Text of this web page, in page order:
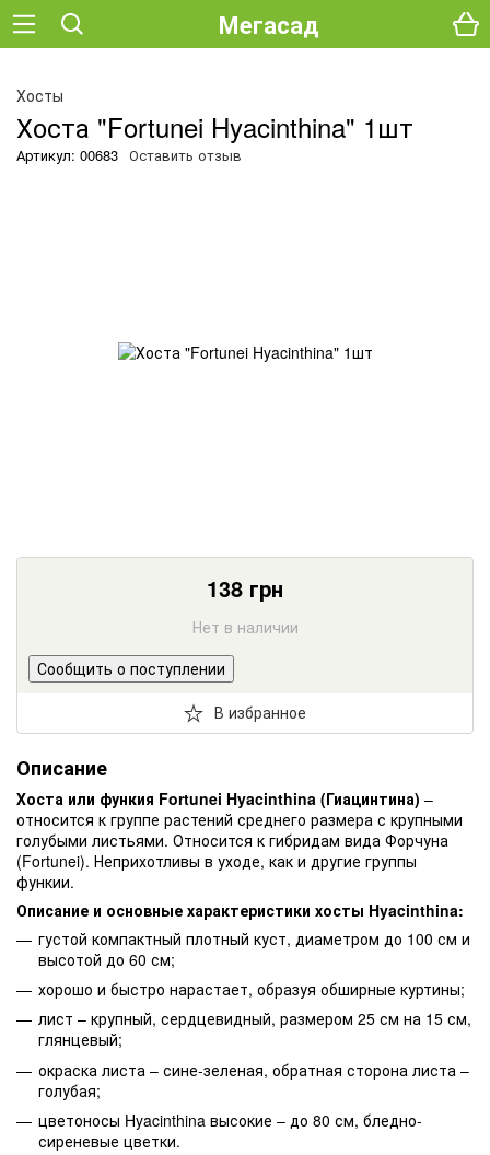
Мегасад
Хосты
Хоста "Fortunei Hyacinthina" 1шт
Артикул: 00683 Оставить отзыв
138 грн
Нет в наличии
Сообщить о поступлении
В избранное
Описание
Хоста или функия Fortunei Hyacinthina (Гиацинтина) –
относится к группе растений среднего размера с крупными
голубыми листьями. Относится к гибридам вида Форчуна
(Fortunei). Неприхотливы в уходе, как и другие группы
функии.
Описание и основные характеристики хосты Hyacinthina:
густой компактный плотный куст, диаметром до 100 см и
высотой до 60 см;
хорошо и быстро нарастает, образуя обширные куртины;
лист – крупный, сердцевидный, размером 25 см на 15 см,
глянцевый;
окраска листа – сине-зеленая, обратная сторона листа –
голубая;
цветоносы Hyacinthina высокие – до 80 см, бледно-
сиреневые цветки.